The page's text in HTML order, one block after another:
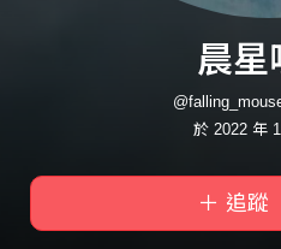
晨星
於 2022 年
＋ 追蹤